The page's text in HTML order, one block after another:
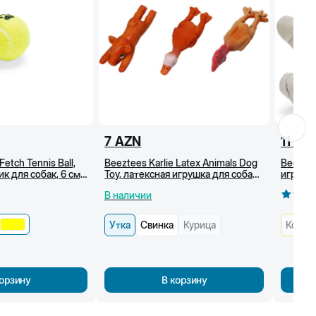
Tennis Ball,
для собак, 6 см,
7 AZN
Beeztees Karlie Latex Animals Dog
Toy, латексная игрушка для собак
В наличии
Утка Свинка Курица
В корзину
11
Кошка